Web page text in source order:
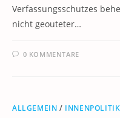
Verfassungsschutzes
nicht geouteter…
0 KOMMENTARE
ALLGEMEIN / INNENPOLITIK